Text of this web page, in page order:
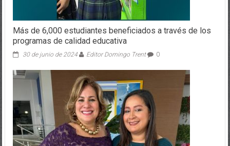
Más de 6,000 estudiantes beneficiados a través de los
programas de calidad educativa
30 de junio de 2024 Editor Domingo Trent 0